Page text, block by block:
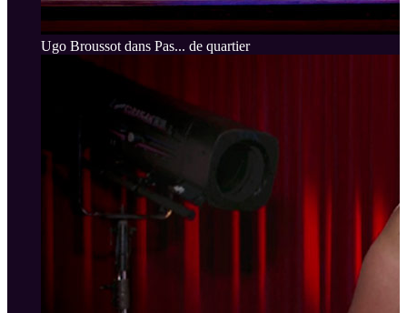
Ugo Broussot dans Pas... de quartier